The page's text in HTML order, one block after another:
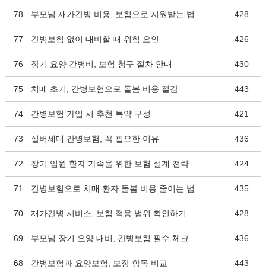
78 부모님 재가간병 비용, 보험으로 지원받는 법 428
77 간병보험 없이 대비할 때 위험 요인 426
76 장기 요양 간병비, 보험 청구 절차 안내 430
75 치매 초기, 간병보험으로 돌봄 비용 절감 443
74 간병보험 가입 시 추천 특약 구성 421
73 실버세대 간병보험, 꼭 필요한 이유 436
72 장기 입원 환자 가족을 위한 보험 설계 전략 424
71 간병보험으로 치매 환자 돌봄 비용 줄이는 법 435
70 재가간병 서비스, 보험 적용 범위 확인하기 428
69 부모님 장기 요양 대비, 간병보험 필수 체크 436
68 간병보험과 요양보험, 보장 항목 비교 443